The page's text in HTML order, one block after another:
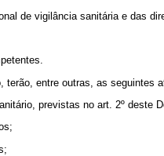
de vigilância sanitária e das
entre outras, as seguintes
previstas no art. 2º deste